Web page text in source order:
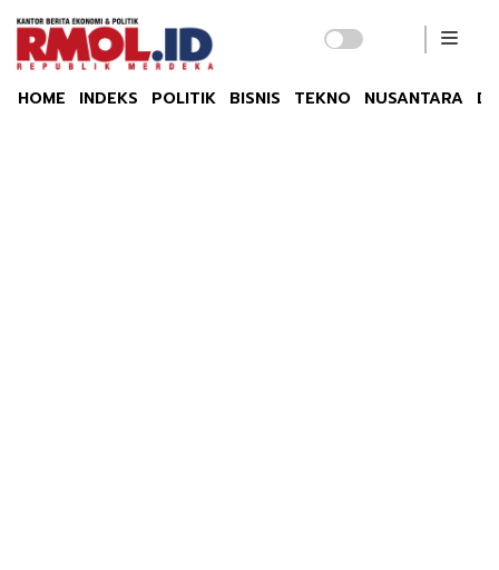
HOME INDEKS POLITIK BISNIS TEKNO NUSANTARA